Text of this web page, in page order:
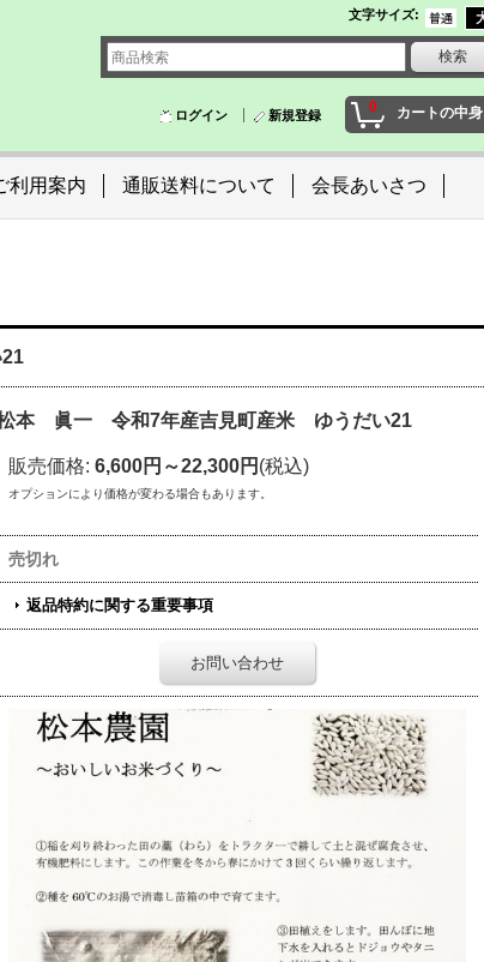
文字サイズ:
0 カートの中身
ログイン 新規登録
利用案内 通販送料について 会長あいさつ
本 眞一 令和7年産吉見町産米 ゆうだい21
販売価格: 6,600円～22,300円 (税込)
オプションにより価格が変わる場合もあります。
売切れ
返品特約に関する重要事項
お問い合わせ